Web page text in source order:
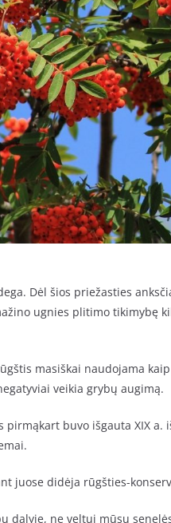
Dėl šios priežasties
ugnies plitimo tikimybę
masiškai naudojama
veikia grybų augimą.
buvo išgauta XIX a.
juose didėja rūgšties-
dalyje, ne veltui mūsų